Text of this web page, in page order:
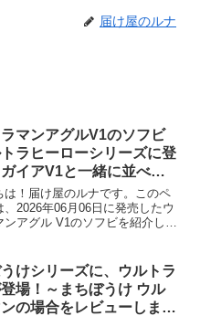
届け屋のルナ
マンアグルV1のソフビ
ラヒーローシリーズに登
イアV1と一緒に並べよ
は！届け屋のルナです。このペ
、2026年06月06日に発売したウ
ンアグル V1のソフビを紹介しま
Amazon・楽天などの商品を紹介
けシリーズに、ウルトラ
場！～まちぼうけ ウル
ンの場合をレビューしま